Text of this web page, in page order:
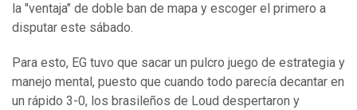
la "ventaja" de doble ban de mapa y escoger el primero a
disputar este sábado.
Para esto, EG tuvo que sacar un pulcro juego de estrategia y
manejo mental, puesto que cuando todo parecía decantar en
un rápido 3-0, los brasileños de Loud despertaron y